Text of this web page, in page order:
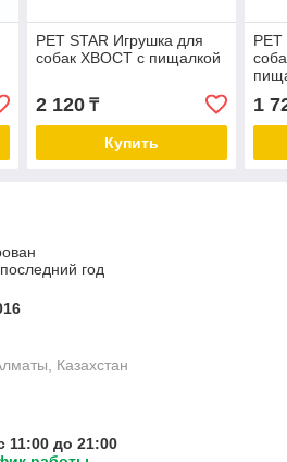
PET STAR Игрушка для
собак ХВОСТ с пищалкой
2 120₸
Купить
PET
1
год
Казахстан
11:00 до 21:00